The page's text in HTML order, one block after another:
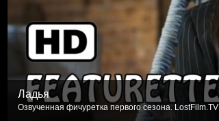
Ладья
Озвученная фичуретка первого сезона. LostFilm.TV